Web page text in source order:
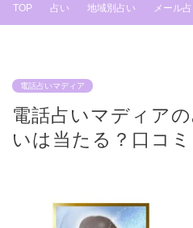
TOP 占い 地域別占い メール
電話占いマディア
電話占いマディア
いは当たる？口コ